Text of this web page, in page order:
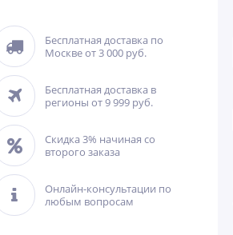
Бесплатная доставка по
Москве от 3 000 руб.
Бесплатная доставка в
регионы от 9 999 руб.
Скидка 3% начиная со
второго заказа
Онлайн-консультации по
любым вопросам